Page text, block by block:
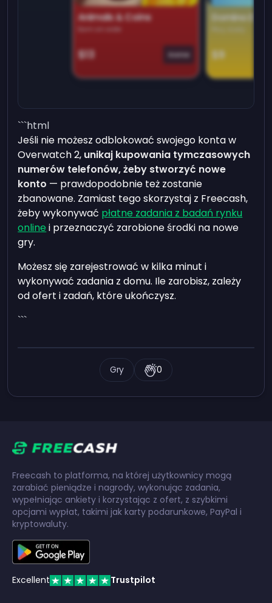
Animals & Coins
$13 Game
Domino
$9
```html
Jeśli nie możesz odblokować swojego konta w
Overwatch 2, unikaj kupowania tymczasowych
numerów telefonów, żeby stworzyć nowe
konto — prawdopodobnie też zostanie
zbanowane. Zamiast tego skorzystaj z Freecash,
żeby wykonywać płatne zadania z badań rynku
online i przeznaczyć zarobione środki na nowe
gry.
Możesz się zarejestrować w kilka minut i
wykonywać zadania z domu. Ile zarobisz, zależy
od ofert i zadań, które ukończysz.
```
Gry 0
Freecash to platforma, na której użytkownicy mogą
zarabiać pieniądze i nagrody, wykonując zadania,
wypełniając ankiety i korzystając z ofert, z szybkimi
opcjami wypłat, takimi jak karty podarunkowe, PayPal i
kryptowaluty.
Excellent Trustpilot